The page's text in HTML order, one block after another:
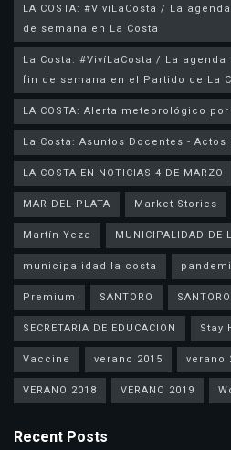
LA COSTA: #VivíLaCosta / La
de semana en La Costa
La Costa: #VivíLaCosta / La
fin de semana en el Partido de La
LA COSTA: Alerta meteorológico
La Costa: Asuntos Docentes -
LA COSTA EN NOTICIAS 4 DE MARZO
MAR DEL PLATA
Market Stories
Martín Yeza
MUNICIPALIDAD DE
municipalidad la costa
Premium
SANTORO
SECRETARIA DE EDUCACION
Stay
Vaccine
verano 2015 verano
VERANO 2018
VERANO 2019
Recent Posts